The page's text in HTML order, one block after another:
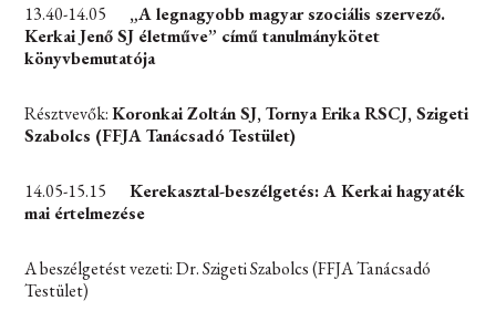
13.40-14.05 „A legnagyobb magyar szociális szervező.
Kerkai Jenő SJ életműve” című tanulmánykötet
könyvbemutatója
Résztvevők:Koronkai Zoltán SJ, Tornya Erika RSCJ, Szigeti
Szabolcs (FFJA Tanácsadó Testület)
14.05-15.15Kerekasztal-beszélgetés: A Kerkai hagyaték
mai értelmezése
A beszélgetést vezeti: Dr. Szigeti Szabolcs (FFJA Tanácsadó
Testület)